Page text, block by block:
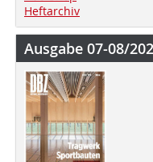
Heftarchiv
Ausgabe 07-08/